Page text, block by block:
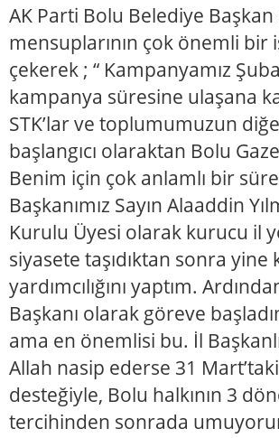
AK Parti Bolu Belediye Başkan
mensuplarının çok önemli
çekerek ; “ Kampanyamız
kampanya süresine ulaşana
STK’lar ve toplumumuzun
başlangıcı olaraktan Bolu
Benim için çok anlamlı bir
Başkanımız Sayın Alaaddin
Kurulu Üyesi olarak kurucu il
siyasete taşıdıktan sonra
yardımcılığını yaptım.
Başkanı olarak göreve
ama en önemlisi bu. İl
Allah nasip ederse 31
desteğiyle, Bolu halkının 3
tercihinden sonrada